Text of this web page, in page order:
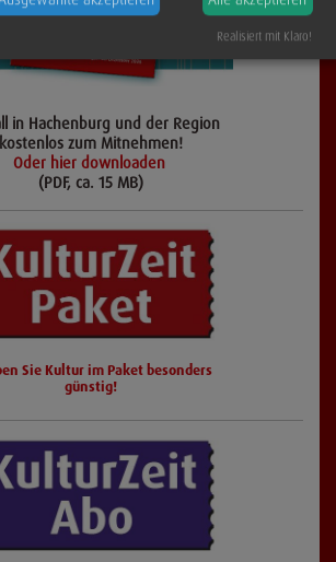
in Hachenburg und der Region
kostenlos zum Mitnehmen!
Oder hier downloaden
(PDF, ca. 15 MB)
Sie Kultur im Paket besonders
günstig!
Realisiert mit Klaro!